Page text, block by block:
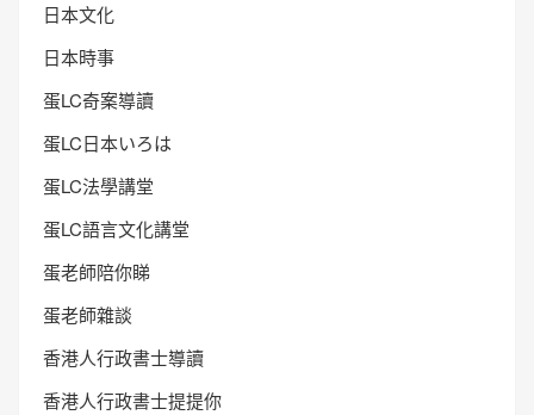
日本文化
日本時事
蛋LC奇案導讀
蛋LC日本いろは
蛋LC法學講堂
蛋LC語言文化講堂
蛋老師陪你睇
蛋老師雜談
香港人行政書士導讀
香港人行政書士提提你